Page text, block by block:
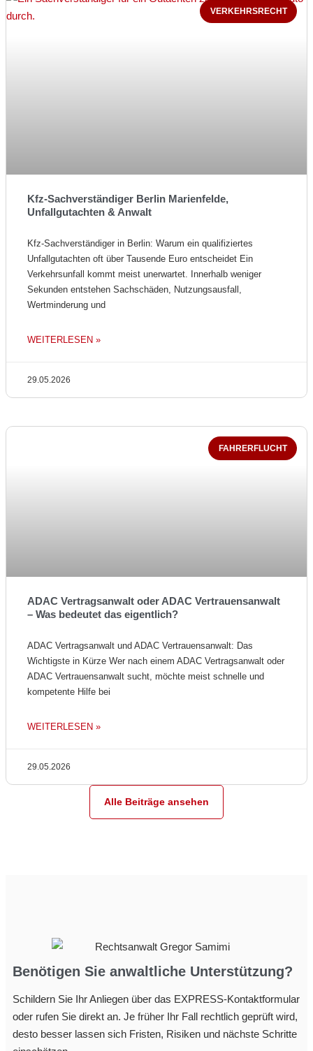
VERKEHRSRECHT
Kfz-Sachverständiger Berlin Marienfelde,
Unfallgutachten & Anwalt
Kfz-Sachverständiger in Berlin: Warum ein qualifiziertes
Unfallgutachten oft über Tausende Euro entscheidet Ein
Verkehrsunfall kommt meist unerwartet. Innerhalb weniger
Sekunden entstehen Sachschäden, Nutzungsausfall,
Wertminderung und
WEITERLESEN »
29.05.2026
FAHRERFLUCHT
ADAC Vertragsanwalt oder ADAC Vertrauensanwalt
– Was bedeutet das eigentlich?
ADAC Vertragsanwalt und ADAC Vertrauensanwalt: Das
Wichtigste in Kürze Wer nach einem ADAC Vertragsanwalt oder
ADAC Vertrauensanwalt sucht, möchte meist schnelle und
kompetente Hilfe bei
WEITERLESEN »
29.05.2026
Alle Beiträge ansehen
Benötigen Sie anwaltliche Unterstützung?
Schildern Sie Ihr Anliegen über das EXPRESS-Kontaktformular
oder rufen Sie direkt an. Je früher Ihr Fall rechtlich geprüft wird,
desto besser lassen sich Fristen, Risiken und nächste Schritte